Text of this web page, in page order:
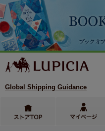
Global Shipping Guidance